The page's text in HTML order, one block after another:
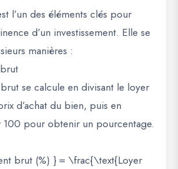
l’un des éléments clés pour
d’un investissement. Elle se
manières :
se calcule en divisant le loyer
d’achat du bien, puis en
pour obtenir un pourcentage.
brut (%) } = \frac{\text{Loyer